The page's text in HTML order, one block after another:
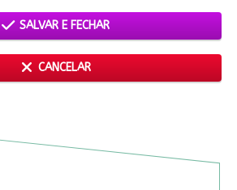
SALVAR E FECHAR
CANCELAR